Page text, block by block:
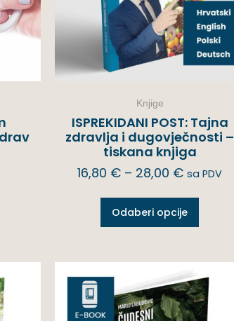
Knjige
ISPREKIDANI POST: Tajna
zdravlja i dugovječnosti –
tiskana knjiga
16,80 € – 28,00 € sa PDV
Odaberi opcije